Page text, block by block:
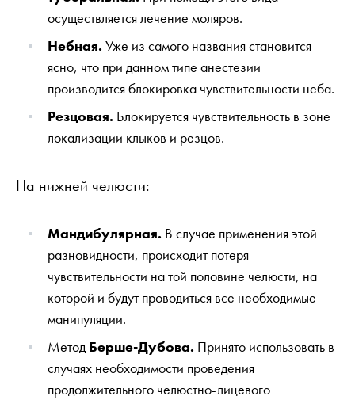
осуществляется лечение моляров.
Небная. Уже из самого названия становится
ясно, что при данном типе анестезии
производится блокировка чувствительности неба.
Резцовая. Блокируется чувствительность в зоне
локализации клыков и резцов.
На нижней челюсти:
Мандибулярная. В случае применения этой
разновидности, происходит потеря
чувствительности на той половине челюсти, на
которой и будут проводиться все необходимые
манипуляции.
МетодБерше-Дубова. Принято использовать в
случаях необходимости проведения
продолжительного челюстно-лицевого